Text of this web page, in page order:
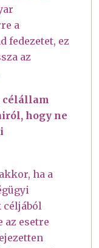
a
fedezetet, ez
az
célállam
hogy ne
ha a
céljából
az esetre